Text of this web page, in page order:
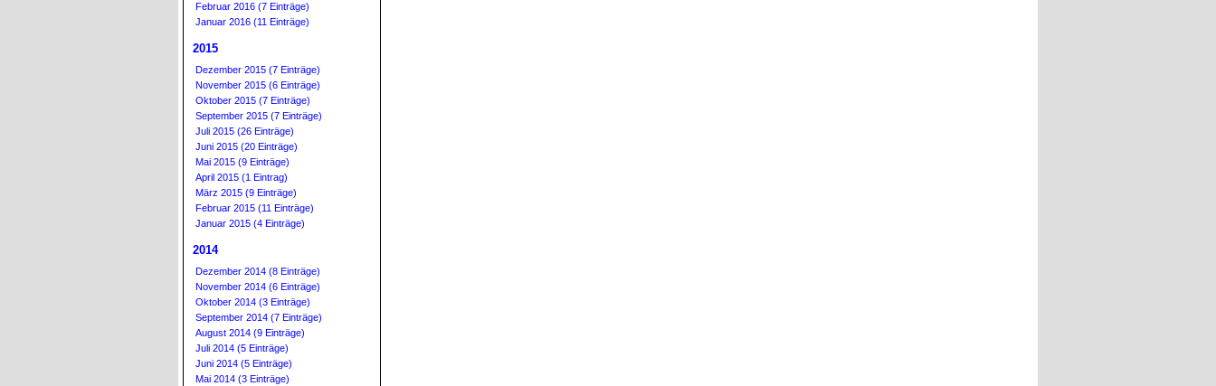
Februar 2016 (7 Einträge)
Januar 2016 (11 Einträge)
2015
Dezember 2015 (7 Einträge)
November 2015 (6 Einträge)
Oktober 2015 (7 Einträge)
September 2015 (7 Einträge)
Juli 2015 (26 Einträge)
Juni 2015 (20 Einträge)
Mai 2015 (9 Einträge)
April 2015 (1 Eintrag)
März 2015 (9 Einträge)
Februar 2015 (11 Einträge)
Januar 2015 (4 Einträge)
2014
Dezember 2014 (8 Einträge)
November 2014 (6 Einträge)
Oktober 2014 (3 Einträge)
September 2014 (7 Einträge)
August 2014 (9 Einträge)
Juli 2014 (5 Einträge)
Juni 2014 (5 Einträge)
Mai 2014 (3 Einträge)